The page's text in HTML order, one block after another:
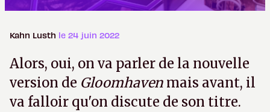
Kahn Lusth le 24 juin 2022
Alors, oui, on va parler de la nouvelle
version de Gloomhaven mais avant, il
va falloir qu'on discute de son titre.